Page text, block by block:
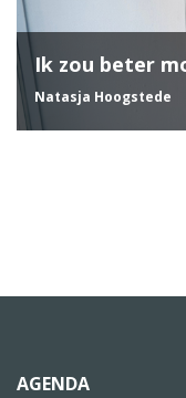
Ik zou beter
Natasja Hoogstede
AGENDA